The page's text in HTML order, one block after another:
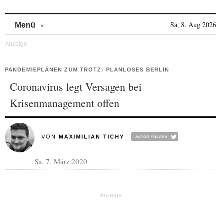
Menü Sa, 8. Aug 2026
PANDEMIEPLÄNEN ZUM TROTZ: PLANLOSES BERLIN
Coronavirus legt Versagen bei
Krisenmanagement offen
VON MAXIMILIAN TICHY
Sa, 7. März 2020